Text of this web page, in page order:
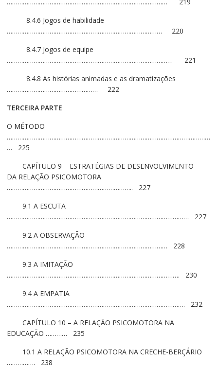
……………………………………………………………………………… 219
8.4.6 Jogos de habilidade
…………………………………………………………………………… 220
8.4.7 Jogos de equipe
………………………………………………………………………………… 221
8.4.8 As histórias animadas e as dramatizações
…………………………………………… 222
TERCEIRA PARTE
O MÉTODO
……………………………………………………………………………………………………
… 225
CAPÍTULO 9 – ESTRATÉGIAS DE DESENVOLVIMENTO
DA RELAÇÃO PSICOMOTORA
…………………………………………………………….. 227
9.1 A ESCUTA
………………………………………………………………………………………… 227
9.2 A OBSERVAÇÃO
……………………………………………………………………………… 228
9.3 A IMITAÇÃO
……………………………………………………………………………………. 230
9.4 A EMPATIA
………………………………………………………………………………………. 232
CAPÍTULO 10 – A RELAÇÃO PSICOMOTORA NA
EDUCAÇÃO ………… 235
10.1 A RELAÇÃO PSICOMOTORA NA CRECHE-BERÇÁRIO
……………. 238